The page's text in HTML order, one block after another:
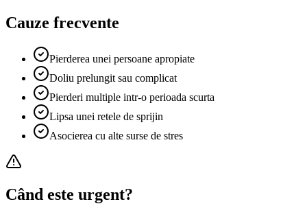
Cauze frecvente
Pierderea unei persoane apropiate
Doliu prelungit sau complicat
Pierderi multiple intr-o perioada scurta
Lipsa unei retele de sprijin
Asocierea cu alte surse de stres
Când este urgent?